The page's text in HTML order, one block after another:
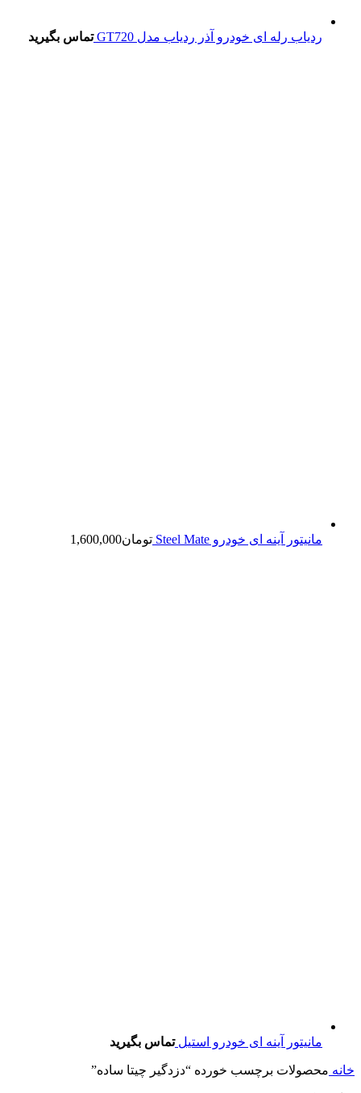
ردیاب رله ای خودرو آذر ردیاب مدل GT720 تماس بگیرید
مانیتور آینه ای خودرو Steel Mate تومان1,600,000
مانیتور آینه ای خودرو استیلتماس بگیرید
خانه محصولات برچسب خورده “دزدگیر چیتا ساده”